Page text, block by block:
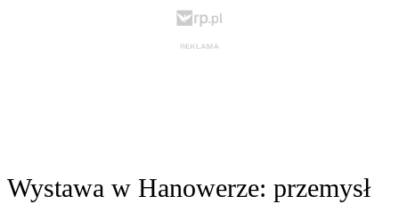
Wystawa w Hanowerze: przemysł